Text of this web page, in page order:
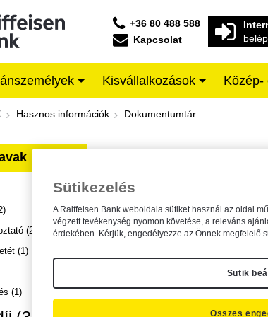
+36 80 488 588
Kapcsolat
Kisvállalkozások Közép-
- Raiffeisen BANK
Hasznos információk Dokumentumtár
(2)
(1)
(1)
A dokumentum kereséséhez kérjük,
Sütikezelés
A Raiffeisen Bank weboldala sütiket használ az oldal
végzett tevékenység nyomon követése, a releváns
érdekében. Kérjük, engedélyezze az Önnek megfelelő
Sütik
Összes